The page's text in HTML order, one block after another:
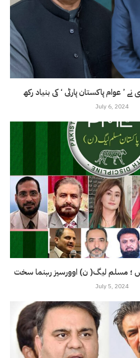
July 6, 2024
July 5, 2024